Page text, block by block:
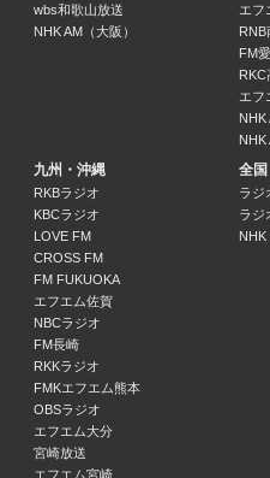
ルートインホテルズ presents とっ
江口桃子
15:55 ～ 16:00
ももいろクローバーZのハッピー・ク
ももいろクローバーZ
16:00 ～ 16:55
ティアラんのエンジン全開！
16:55 ～ 17:00
NISSAN あ、安部礼司 ～BEYOND
安部礼司
wbs和歌山放送
NHK AM（大阪）
エフ
RNB
FM
RKC
エフ
NHK
NHK
九州・沖縄
RKBラジオ
KBCラジオ
LOVE FM
CROSS FM
FM FUKUOKA
エフエム佐賀
NBCラジオ
FM長崎
RKKラジオ
FMKエフエム熊本
OBSラジオ
エフエム大分
宮崎放送
エフエム宮崎
全国
ラジ
ラジ
NHK